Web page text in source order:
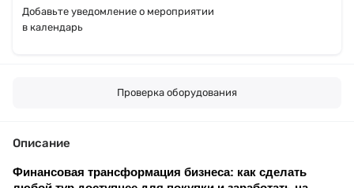
Добавьте уведомление о мероприятии
в календарь
Проверка оборудования
Описание
Финансовая трансформация бизнеса: как сделать